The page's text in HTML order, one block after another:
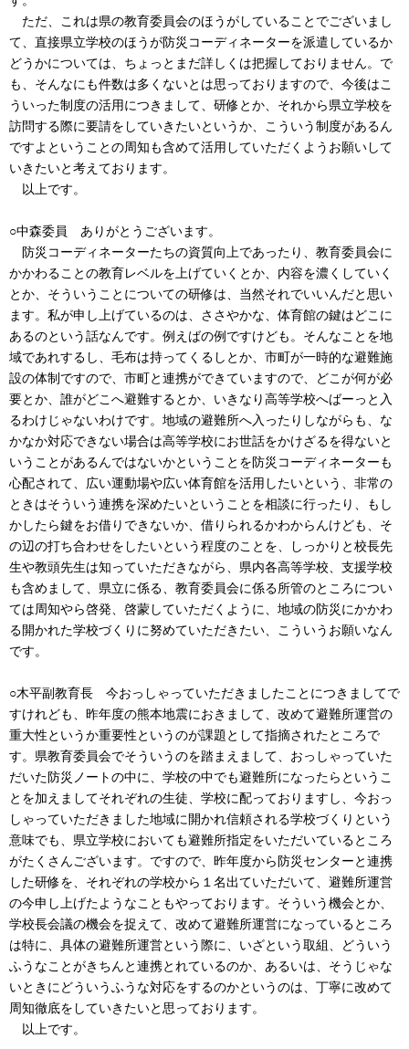
ただ、これは県の教育委員会のほうがしていることでございまし
て、直接県立学校のほうが防災コーディネーターを派遣しているか
どうかについては、ちょっとまだ詳しくは把握しておりません。で
も、そんなにも件数は多くないとは思っておりますので、今後はこ
ういった制度の活用につきまして、研修とか、それから県立学校を
訪問する際に要請をしていきたいというか、こういう制度があるん
ですよということの周知も含めて活用していただくようお願いして
いきたいと考えております。
以上です。
○中森委員 ありがとうございます。
防災コーディネーターたちの資質向上であったり、教育委員会に
かかわることの教育レベルを上げていくとか、内容を濃くしていく
とか、そういうことについての研修は、当然それでいいんだと思い
ます。私が申し上げているのは、ささやかな、体育館の鍵はどこに
あるのという話なんです。例えばの例ですけども。そんなことを地
域であれするし、毛布は持ってくるしとか、市町が一時的な避難施
設の体制ですので、市町と連携ができていますので、どこが何が必
要とか、誰がどこへ避難するとか、いきなり高等学校へばーっと入
るわけじゃないわけです。地域の避難所へ入ったりしながらも、な
かなか対応できない場合は高等学校にお世話をかけざるを得ないと
いうことがあるんではないかということを防災コーディネーターも
心配されて、広い運動場や広い体育館を活用したいという、非常の
ときはそういう連携を深めたいということを相談に行ったり、もし
かしたら鍵をお借りできないか、借りられるかわからんけども、そ
の辺の打ち合わせをしたいという程度のことを、しっかりと校長先
生や教頭先生は知っていただきながら、県内各高等学校、支援学校
も含めまして、県立に係る、教育委員会に係る所管のところについ
ては周知やら啓発、啓蒙していただくように、地域の防災にかかわ
る開かれた学校づくりに努めていただきたい、こういうお願いなん
です。
○木平副教育長 今おっしゃっていただきましたことにつきましてで
すけれども、昨年度の熊本地震におきまして、改めて避難所運営の
重大性というか重要性というのが課題として指摘されたところで
す。県教育委員会でそういうのを踏まえまして、おっしゃっていた
だいた防災ノートの中に、学校の中でも避難所になったらというこ
とを加えましてそれぞれの生徒、学校に配っておりますし、今おっ
しゃっていただきました地域に開かれ信頼される学校づくりという
意味でも、県立学校においても避難所指定をいただいているところ
がたくさんございます。ですので、昨年度から防災センターと連携
した研修を、それぞれの学校から１名出ていただいて、避難所運営
の今申し上げたようなこともやっております。そういう機会とか、
学校長会議の機会を捉えて、改めて避難所運営になっているところ
は特に、具体の避難所運営という際に、いざという取組、どういう
ふうなことがきちんと連携とれているのか、あるいは、そうじゃな
いときにどういうふうな対応をするのかというのは、丁寧に改めて
周知徹底をしていきたいと思っております。
以上です。